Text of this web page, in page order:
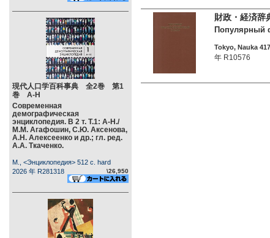
現代人口学百科事典 全2巻 第1
巻 А-Н
Современная
демографическая
энциклопедия. В 2 т. Т.1: А-Н./
М.М. Агафошин, С.Ю. Аксенова,
А.Н. Алексеенко и др.; гл. ред.
А.А. Ткаченко.
М., <Энциклопедия> 512 c. hard
2026 年 R281318
\26,950
財政・経済辞
Популярный
Tokyo, Nauka
年 R10576